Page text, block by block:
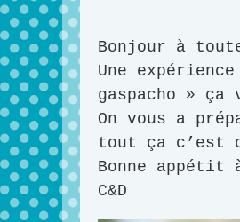
Bonjour à
Une
gaspacho » ça
On vous a
tout ça c’est
Bonne appétit
C&D